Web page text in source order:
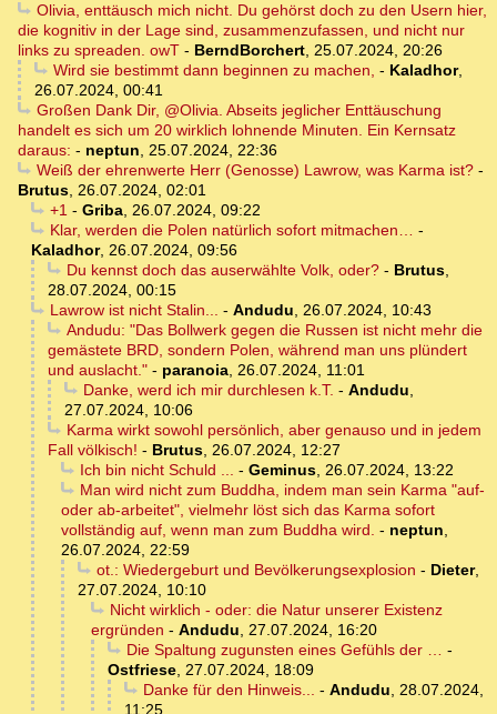
Olivia, enttäusch mich nicht. Du gehörst doch zu den Usern hier,
die kognitiv in der Lage sind, zusammenzufassen, und nicht nur
links zu spreaden. owT - BerndBorchert, 25.07.2024, 20:26
Wird sie bestimmt dann beginnen zu machen, - Kaladhor,
26.07.2024, 00:41
Großen Dank Dir, @Olivia. Abseits jeglicher Enttäuschung
handelt es sich um 20 wirklich lohnende Minuten. Ein Kernsatz
daraus: - neptun, 25.07.2024, 22:36
Weiß der ehrenwerte Herr (Genosse) Lawrow, was Karma ist?-
Brutus, 26.07.2024, 02:01
+1- Griba, 26.07.2024, 09:22
Klar, werden die Polen natürlich sofort mitmachen… -
Kaladhor, 26.07.2024, 09:56
Du kennst doch das auserwählte Volk, oder?- Brutus,
28.07.2024, 00:15
Lawrow ist nicht Stalin... - Andudu, 26.07.2024, 10:43
Andudu: "Das Bollwerk gegen die Russen ist nicht mehr die
gemästete BRD, sondern Polen, während man uns plündert
und auslacht." - paranoia, 26.07.2024, 11:01
Danke, werd ich mir durchlesen k.T. - Andudu,
27.07.2024, 10:06
Karma wirkt sowohl persönlich, aber genauso und in jedem
Fall völkisch! - Brutus, 26.07.2024, 12:27
Ich bin nicht Schuld ... - Geminus, 26.07.2024, 13:22
Man wird nicht zum Buddha, indem man sein Karma "auf-
oder ab-arbeitet", vielmehr löst sich das Karma sofort
vollständig auf, wenn man zum Buddha wird. - neptun,
26.07.2024, 22:59
ot.: Wiedergeburt und Bevölkerungsexplosion - Dieter,
27.07.2024, 10:10
Nicht wirklich - oder: die Natur unserer Existenz
ergründen - Andudu, 27.07.2024, 16:20
Die Spaltung zugunsten eines Gefühls der … -
Ostfriese, 27.07.2024, 18:09
Danke für den Hinweis... - Andudu, 28.07.2024,
11:25